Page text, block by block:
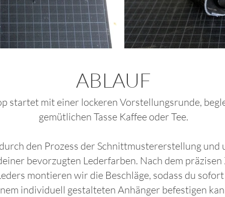
ABLAUF
startet mit einer lockeren Vorstellungsrunde,
gemütlichen Tasse Kaffee oder Tee.
den Prozess der Schnittmustererstellung und
bevorzugten Lederfarben. Nach dem
montieren wir die Beschläge, sodass du
individuell gestalteten Anhänger befestigen